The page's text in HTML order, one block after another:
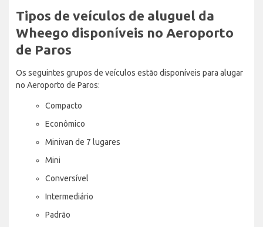
Tipos de veículos de aluguel da
Wheego disponíveis no Aeroporto
de Paros
Os seguintes grupos de veículos estão disponíveis para alugar
no Aeroporto de Paros:
Compacto
Econômico
Minivan de 7 lugares
Mini
Conversível
Intermediário
Padrão